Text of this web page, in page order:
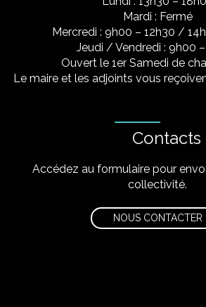
Mardi : Fermé
Mercredi : 9h00 – 12h30 /
Jeudi / Vendredi : 9h00
Ouvert le 1er Samedi de
Le maire et les adjoints vous
Contacts
Accédez au formulaire pour
collectivité.
NOUS CONTACTER